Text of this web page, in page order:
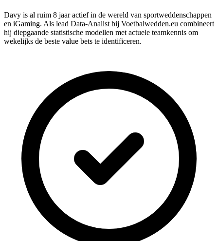
Davy is al ruim 8 jaar actief in de wereld van sportweddenschappen
en iGaming. Als lead Data-Analist bij Voetbalwedden.eu combineert
hij diepgaande statistische modellen met actuele teamkennis om
wekelijks de beste value bets te identificeren.